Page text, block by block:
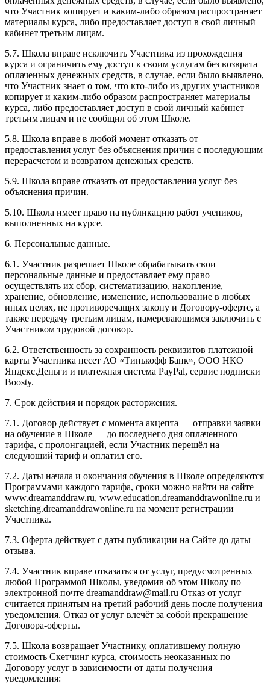
что Участник копирует и каким-либо образом распространяет
материалы курса, либо предоставляет доступ в свой личный
кабинет третьим лицам.
5.7. Школа вправе исключить Участника из прохождения
курса и ограничить ему доступ к своим услугам без возврата
оплаченных денежных средств, в случае, если было выявлено,
что Участник знает о том, что кто-либо из других участников
копирует и каким-либо образом распространяет материалы
курса, либо предоставляет доступ в свой личный кабинет
третьим лицам и не сообщил об этом Школе.
5.8. Школа вправе в любой момент отказать от
предоставления услуг без объяснения причин с последующим
перерасчетом и возвратом денежных средств.
5.9. Школа вправе отказать от предоставления услуг без
объяснения причин.
5.10. Школа имеет право на публикацию работ учеников,
выполненных на курсе.
6. Персональные данные.
6.1. Участник разрешает Школе обрабатывать свои
персональные данные и предоставляет ему право
осуществлять их сбор, систематизацию, накопление,
хранение, обновление, изменение, использование в любых
иных целях, не противоречащих закону и Договору-оферте, а
также передачу третьим лицам, намеревающимся заключить с
Участником трудовой договор.
6.2. Ответственность за сохранность реквизитов платежной
карты Участника несет АО «Тинькофф Банк», ООО НКО
Яндекс.Деньги и платежная система PayPal, сервис подписки
Boosty.
7. Срок действия и порядок расторжения.
7.1. Договор действует с момента акцепта — отправки заявки
на обучение в Школе — до последнего дня оплаченного
тарифа, с пролонгацией, если Участник перешёл на
следующий тариф и оплатил его.
7.2. Даты начала и окончания обучения в Школе определяются
Программами каждого тарифа, сроки можно найти на сайте
www.dreamanddraw.ru, www.education.dreamanddrawonline.ru и
sketching.dreamanddrawonline.ru на момент регистрации
Участника.
7.3. Оферта действует с даты публикации на Сайте до даты
отзыва.
7.4. Участник вправе отказаться от услуг, предусмотренных
любой Программой Школы, уведомив об этом Школу по
электронной почте dreamanddraw@mail.ru Отказ от услуг
считается принятым на третий рабочий день после получения
уведомления. Отказ от услуг влечёт за собой прекращение
Договора-оферты.
7.5. Школа возвращает Участнику, оплатившему полную
стоимость Скетчинг курса, стоимость неоказанных по
Договору услуг в зависимости от даты получения
уведомления: